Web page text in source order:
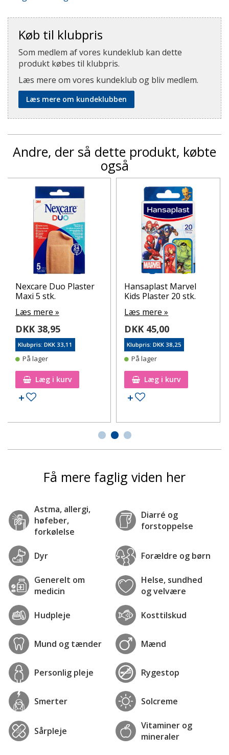
Køb til klubpris
Som medlem af vores kundeklub kan dette
produkt købes til klubpris.
Læs mere om vores kundeklub og bliv medlem.
Læs mere om kundeklubben
Andre, der så dette produkt, købte
også
Nexcare Duo Plaster
Maxi 5 stk.
Læs mere »
DKK 38,95
Klubpris: DKK 33,11
På lager
Læg i kurv
Tilføj til ønskeseddel
Hansaplast Marvel
Kids Plaster 20 stk.
Læs mere »
DKK 45,00
Klubpris: DKK 38,25
På lager
Læg i kurv
Tilføj til ønskeseddel
Få mere faglig viden her
Astma, allergi,
høfeber,
forkølelse
Diarré og
forstoppelse
Dyr Forældre og børn
Generelt om
medicin
Helse, sundhed
og velvære
Hudpleje Kosttilskud
Mund og tænder Mænd
Personlig pleje Rygestop
Smerter Solcreme
Sårpleje
Vitaminer og
mineraler